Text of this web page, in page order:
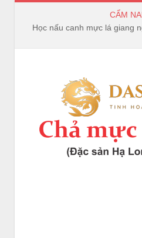
CẨM
Bếp Hồng Ngoại và Bếp Từ